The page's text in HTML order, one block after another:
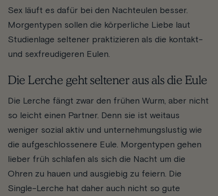
Sex läuft es dafür bei den Nachteulen besser.
Morgentypen sollen die körperliche Liebe laut
Studienlage seltener praktizieren als die kontakt-
und sexfreudigeren Eulen.
Die Lerche geht seltener aus als die Eule
Die Lerche fängt zwar den frühen Wurm, aber nicht
so leicht einen Partner. Denn sie ist weitaus
weniger sozial aktiv und unternehmungslustig wie
die aufgeschlossenere Eule. Morgentypen gehen
lieber früh schlafen als sich die Nacht um die
Ohren zu hauen und ausgiebig zu feiern. Die
Single-Lerche hat daher auch nicht so gute